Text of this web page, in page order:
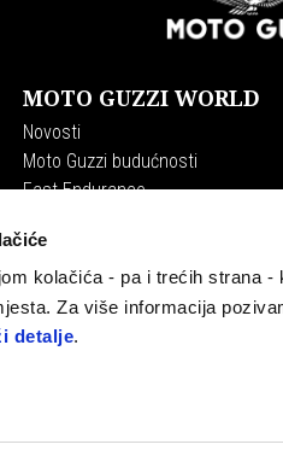
kolačića - pa i trećih strana -
Za više informacija
detalje.
MOTO GUZZI WORLD
Novosti
Moto Guzzi budućnosti
Fast Endurance
Experience
The Clan
Tradition
Tours